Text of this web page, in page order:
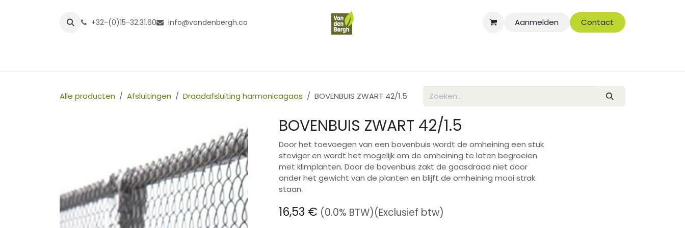
+32-(0)15-32.31.60 info@vandenbergh.co Aanmelden Contact
Alle producten Afsluitingen Draadafsluiting harmonicagaas BOVENBUIS ZWART 42/1.5
BOVENBUIS ZWART 42/1.5
Door het toevoegen van een bovenbuis wordt de omheining een stuk
steviger en wordt het mogelijk om de omheining te laten begroeien
met klimplanten. Door de bovenbuis zakt de gaasdraad niet door
onder het gewicht van de planten en blijft de omheining mooi strak
staan.
16,53 € (0.0% BTW)(Exclusief btw)